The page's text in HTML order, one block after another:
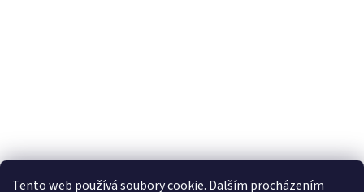
Tento web používá soubory cookie. Dalším procházením